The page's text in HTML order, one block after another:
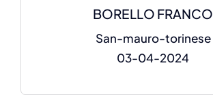
BORELLO FRANCO
San-mauro-torinese
03-04-2024